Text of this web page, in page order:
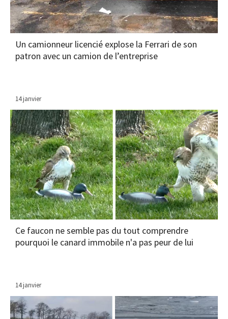
Un camionneur licencié explose la Ferrari de son
patron avec un camion de l’entreprise
14 janvier
Ce faucon ne semble pas du tout comprendre
pourquoi le canard immobile n'a pas peur de lui
14 janvier